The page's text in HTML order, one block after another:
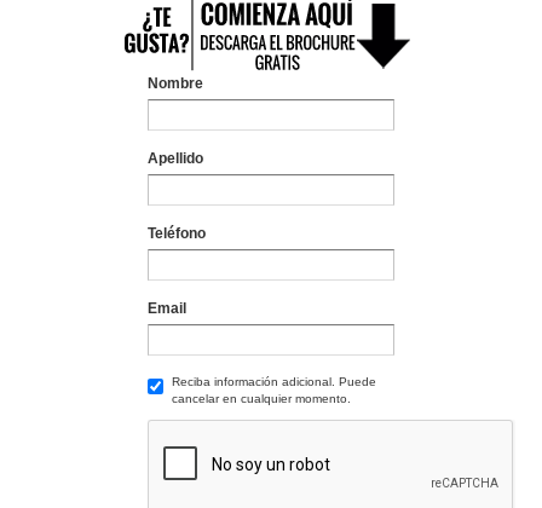
Nombre
Apellido
Teléfono
Email
Reciba información adicional. Puede
cancelar en cualquier momento.